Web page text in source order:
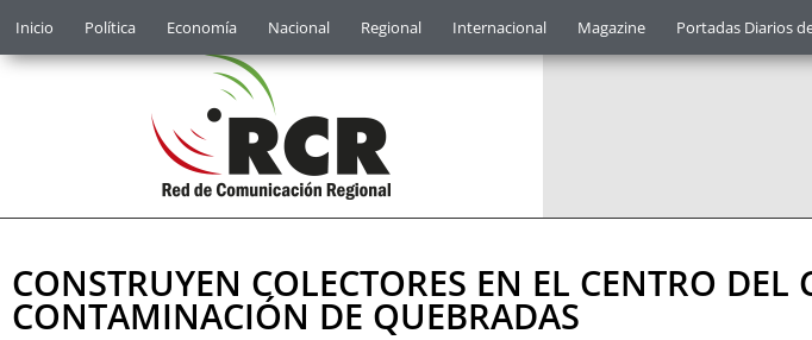
Inicio Política Economía Nacional Regional Internacional Magazine Portadas Diarios
CONSTRUYEN COLECTORES EN EL CENTRO DEL
CONTAMINACIÓN DE QUEBRADAS